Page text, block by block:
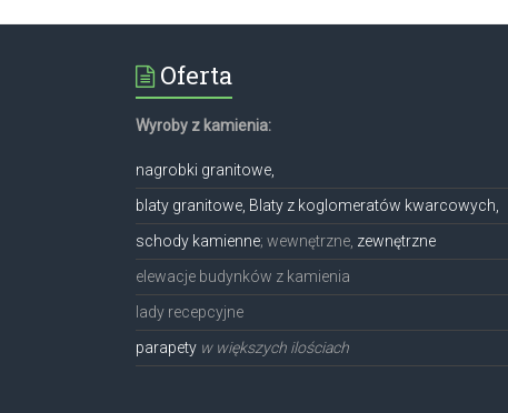
Oferta
Wyroby z kamienia:
nagrobki granitowe,
blaty granitowe, Blaty z koglomeratów kwarcowych,
schody kamienne; wewnętrzne, zewnętrzne
elewacje budynków z kamienia
lady recepcyjne
parapety w większych ilościach